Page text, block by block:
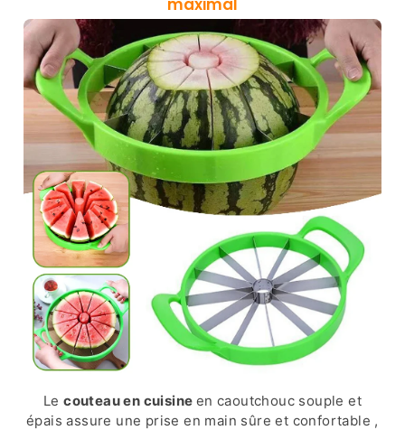
Lecouteau en cuisine en caoutchouc souple et
épais assure une prise en main sûre et confortable ,